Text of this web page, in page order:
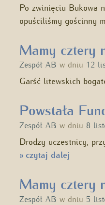
Po zwinięciu Bukowa
opuściliśmy gościnny
Mamy cztery
Zespół AB w dniu 12
Garść litewskich
Powstała
Zespół AB w dniu 8
Drodzy uczestnicy,
»czytaj dalej
Mamy cztery
Zespół AB w dniu 5